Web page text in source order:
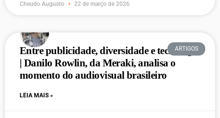
Cheudo Augusto 22 de março de 2026
ARTIGOS
Entre publicidade, diversidade e tecnologia
| Danilo Rowlin, da Meraki, analisa o
momento do audiovisual brasileiro
LEIA MAIS »